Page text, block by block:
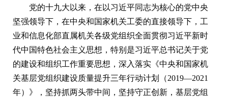
党的十九大以来，在以习近平同志为核心的党中央
坚强领导下，在中央和国家机关工委的直接领导下，工
业和信息化部直属机关各级党组织全面贯彻习近平新时
代中国特色社会主义思想，特别是习近平总书记关于党
的建设和组织工作重要思想，深入落实《中央和国家机
关基层党组织建设质量提升三年行动计划（2019—2021
年）》，坚持抓两头带中间，坚持守正创新，基层党组